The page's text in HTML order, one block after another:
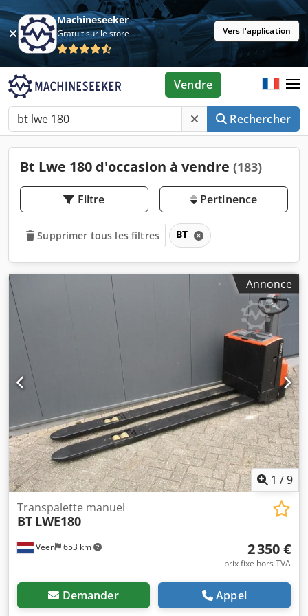
Machineseeker
Gratuit sur le store Vers l'application
Rechercher
Vendre
Bt Lwe 180 d'occasion à vendre (183)
Filtre Pertinence
Supprimer tous les filtres BT
Annonce
1 /9
Veen 653 km
Transpalette manuel
BT LWE180
2 350 €
prix fixe hors TVA
Demander Appel